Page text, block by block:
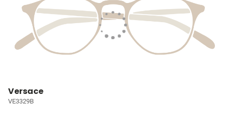
Versace
VE3329B